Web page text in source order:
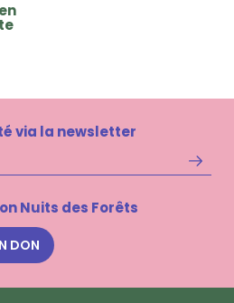
via la newsletter
Nuits des Forêts
DON